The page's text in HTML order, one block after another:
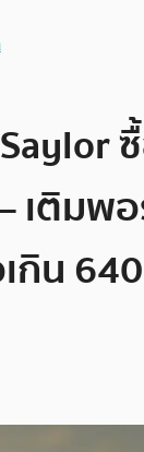
เติมพ
กิน